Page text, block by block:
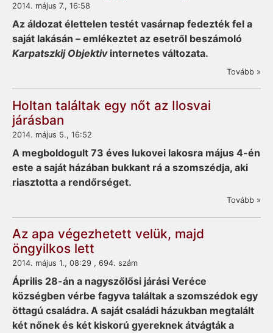
2014. május 7., 16:58
Az áldozat élettelen testét vasárnap fedezték fel a
saját lakásán – emlékeztet az esetről beszámoló
Karpatszkij Objektiv internetes változata.
Tovább »
Holtan találtak egy nőt az Ilosvai
járásban
2014. május 5., 16:52
A megboldogult 73 éves lukovei lakosra május 4-én
este a saját házában bukkant rá a szomszédja, aki
riasztotta a rendőrséget.
Tovább »
Az apa végezhetett velük, majd
öngyilkos lett
2014. május 1., 08:29 , 694. szám
Április 28-án a nagyszőlősi járási Veréce
községben vérbe fagyva találtak a szomszédok egy
öttagú családra. A saját családi házukban megtalált
két nőnek és két kiskorú gyereknek átvágták a